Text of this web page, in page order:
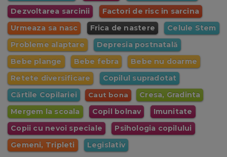
Dezvoltarea sarcinii
Factori de risc in sarcina
Urmeaza sa nasc
Frica de nastere
Celule Stem
Probleme alaptare
Depresia postnatală
Bebe plange
Bebe febra
Bebe nu doarme
Retete diversificare
Copilul supradotat
Cărtile Copilariei
Caut bona
Cresa, Gradinta
Mergem la scoala
Copil bolnav
Imunitate
Copii cu nevoi speciale
Psihologia copilului
Gemeni, Tripleti
Legislativ